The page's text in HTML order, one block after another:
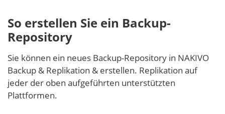
So erstellen Sie ein Backup-
Repository
Sie können ein neues Backup-Repository in NAKIVO
Backup & Replikation & erstellen. Replikation auf
jeder der oben aufgeführten unterstützten
Plattformen.